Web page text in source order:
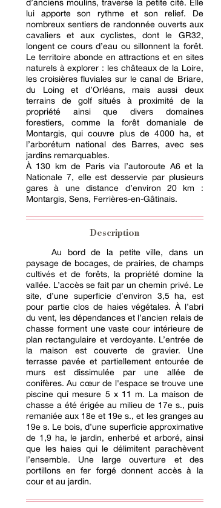
d’anciens moulins, traverse la petite cité. Elle
lui apporte son rythme et son relief. De
nombreux sentiers de randonnée ouverts aux
cavaliers et aux cyclistes, dont le GR32,
longent ce cours d’eau ou sillonnent la forêt.
Le territoire abonde en attractions et en sites
naturels à explorer : les châteaux de la Loire,
les croisières fluviales sur le canal de Briare,
du Loing et d’Orléans, mais aussi deux
terrains de golf situés à proximité de la
propriété ainsi que divers domaines
forestiers, comme la forêt domaniale de
Montargis, qui couvre plus de 4 000 ha, et
l’arborétum national des Barres, avec ses
jardins remarquables.
À 130 km de Paris via l’autoroute A6 et la
Nationale 7, elle est desservie par plusieurs
gares à une distance d’environ 20 km :
Montargis, Sens, Ferrières-en-Gâtinais.
Description
Au bord de la petite ville, dans un
paysage de bocages, de prairies, de champs
cultivés et de forêts, la propriété domine la
vallée. L’accès se fait par un chemin privé. Le
site, d’une superficie d’environ 3,5 ha, est
pour partie clos de haies végétales. À l’abri
du vent, les dépendances et l’ancien relais de
chasse forment une vaste cour intérieure de
plan rectangulaire et verdoyante. L’entrée de
la maison est couverte de gravier. Une
terrasse pavée et partiellement entourée de
murs est dissimulée par une allée de
conifères. Au cœur de l'espace se trouve une
piscine qui mesure 5 x 11 m. La maison de
chasse a été érigée au milieu de 17e s., puis
remaniée aux 18e et 19e s., et les granges au
19e s. Le bois, d’une superficie approximative
de 1,9 ha, le jardin, enherbé et arboré, ainsi
que les haies qui le délimitent parachèvent
l’ensemble. Une large ouverture et des
portillons en fer forgé donnent accès à la
cour et au jardin.